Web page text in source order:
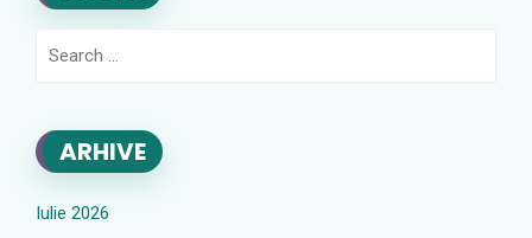
ARHIVE
Iulie 2026